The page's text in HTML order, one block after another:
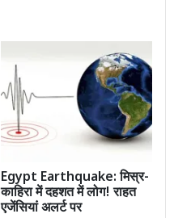
Egypt Earthquake: मिस्र-
काहिरा में दहशत में लोग! राहत
एजेंसियां अलर्ट पर